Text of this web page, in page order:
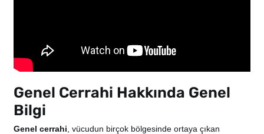
Genel Cerrahi Hakkında Genel
Bilgi
Genel cerrahi , vücudun birçok bölgesinde ortaya çıkan